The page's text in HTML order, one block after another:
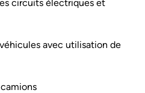
circuits électriques et
avec utilisation de